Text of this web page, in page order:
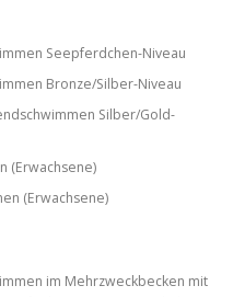
Seepferdchen-Niveau
Bronze/Silber-Niveau
Silber/Gold-
(Erwachsene)
(Erwachsene)
im Mehrzweckbecken mit